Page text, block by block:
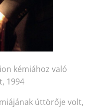
kémiához való
1994
úttörője volt,